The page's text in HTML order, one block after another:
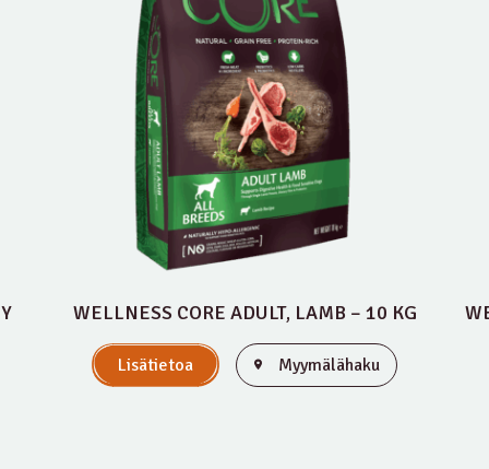
WELLNESS CORE ADULT, LAMB – 10 KG
Lisätietoa Myymälähaku